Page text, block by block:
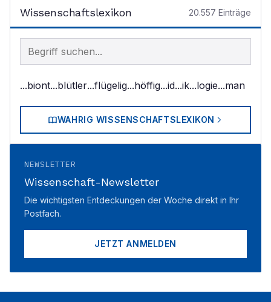
Wissenschaftslexikon 20.557 Einträge
Begriff im Lexikon suchen
...biont...blütler...flügelig...höffig...id...ik...logie...man
WAHRIG WISSENSCHAFTSLEXIKON
NEWSLETTER
Wissenschaft-Newsletter
Die wichtigsten Entdeckungen der Woche direkt in Ihr
Postfach.
JETZT ANMELDEN